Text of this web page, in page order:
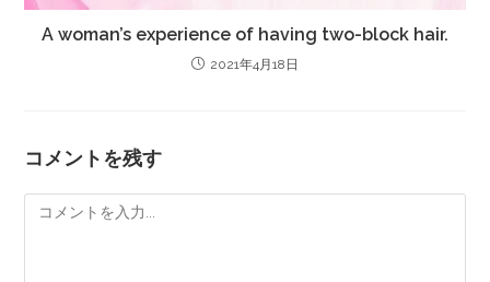
A woman’s experience of having two-block hair.
2021年4月18日
コメントを残す